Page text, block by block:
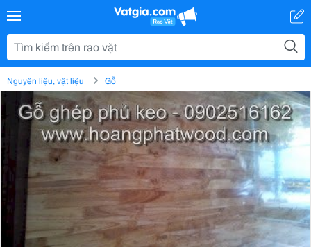
Nguyên liệu, vật liệu Gỗ